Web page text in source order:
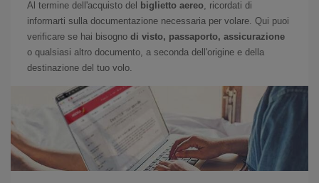
Al termine dell'acquisto del biglietto aereo , ricordati di
informarti sulla documentazione necessaria per volare. Qui puoi
verificare se hai bisogno di visto, passaporto, assicurazione
o qualsiasi altro documento, a seconda dell'origine e della
destinazione del tuo volo.